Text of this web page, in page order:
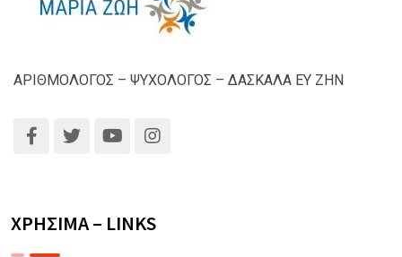
ΑΡΙΘΜΟΛΟΓΟΣ – ΨΥΧΟΛΟΓΟΣ – ΔΑΣΚΑΛΑ ΕΥ ΖΗΝ
ΧΡΗΣΙΜΑ – LINKS